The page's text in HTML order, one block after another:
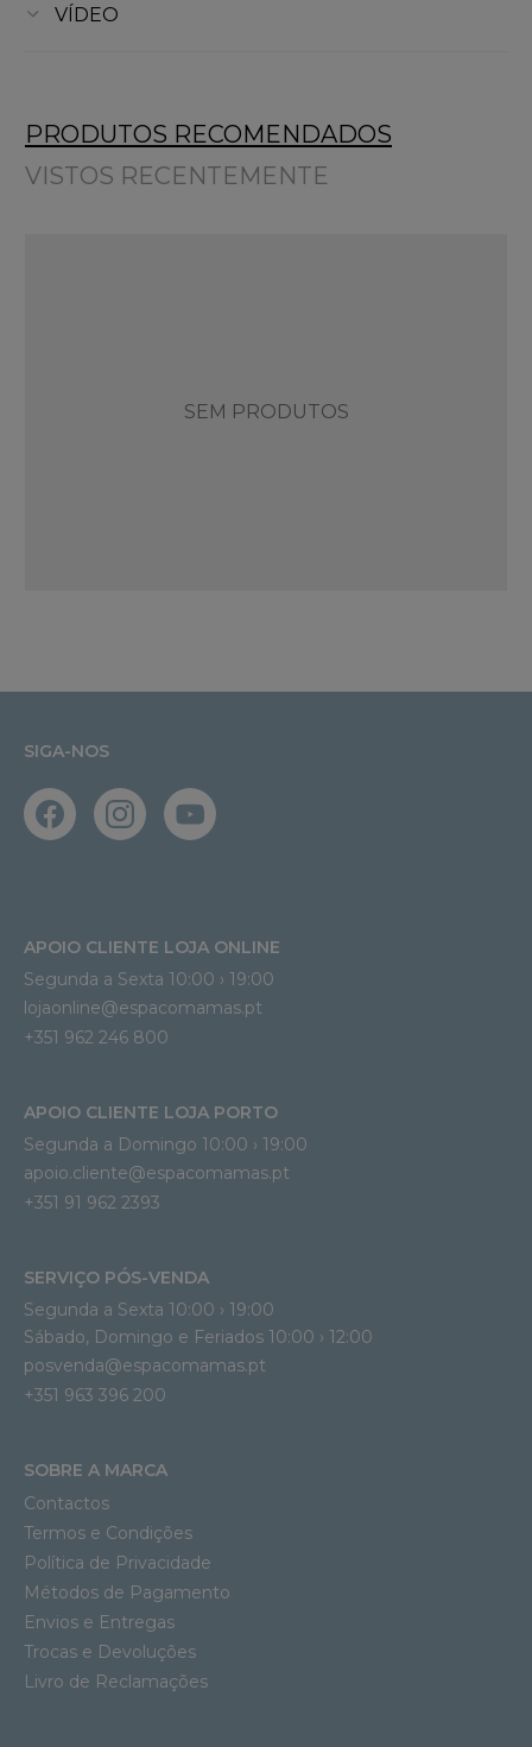
VÍDEO
PRODUTOS RECOMENDADOS
VISTOS RECENTEMENTE
SEM PRODUTOS
SIGA-NOS
APOIO CLIENTE LOJA ONLINE
Segunda a Sexta 10:00 › 19:00
lojaonline@espacomamas.pt
+351 962 246 800
APOIO CLIENTE LOJA PORTO
Segunda a Domingo 10:00 › 19:00
apoio.cliente@espacomamas.pt
+351 91 962 2393
SERVIÇO PÓS-VENDA
Segunda a Sexta 10:00 › 19:00
Sábado, Domingo e Feriados 10:00 › 12:00
posvenda@espacomamas.pt
+351 963 396 200
SOBRE A MARCA
Contactos
Termos e Condições
Política de Privacidade
Métodos de Pagamento
Envios e Entregas
Trocas e Devoluções
Livro de Reclamações